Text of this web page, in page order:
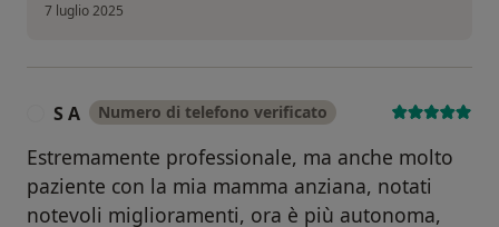
7 luglio 2025
S A Numero di telefono verificato
Estremamente professionale, ma anche molto
paziente con la mia mamma anziana, notati
notevoli miglioramenti, ora è più autonoma,